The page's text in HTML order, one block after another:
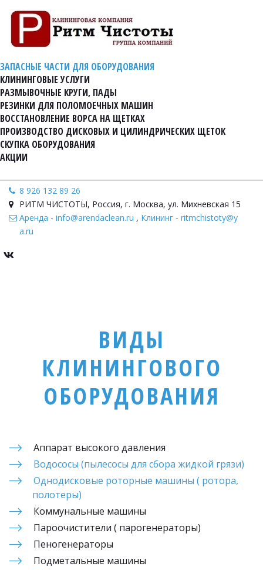
ЗАПАСНЫЕ ЧАСТИ ДЛЯ ОБОРУДОВАНИЯ
КЛИНИНГОВЫЕ УСЛУГИ
РАЗМЫВОЧНЫЕ КРУГИ, ПАДЫ
РЕЗИНКИ ДЛЯ ПОЛОМОЕЧНЫХ МАШИН
ВОССТАНОВЛЕНИЕ ВОРСА НА ЩЕТКАХ
ПРОИЗВОДСТВО ДИСКОВЫХ И ЦИЛИНДРИЧЕСКИХ ЩЕТОК
СКУПКА ОБОРУДОВАНИЯ
АКЦИИ
8 926 132 89 26
РИТМ ЧИСТОТЫ, Россия, г. Москва, ул. Михневская 15
Аренда - info@arendaclean.ru , Клининг - ritmchistoty@y
a.ru
ВИДЫ
КЛИНИНГОВОГО
ОБОРУДОВАНИЯ
Аппарат высокого давления
Водососы (пылесосы для сбора жидкой грязи)
Однодисковые роторные машины ( ротора,
полотеры)
Коммунальные машины
Пароочистители ( парогенераторы)
Пеногенераторы
Подметальные машины